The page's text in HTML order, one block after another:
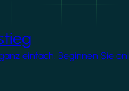
einfach. Beginnen Sie